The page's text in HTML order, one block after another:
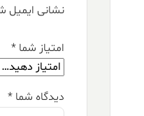
نشانی ایمیل
امتیاز شما *
دیدگاه شما *